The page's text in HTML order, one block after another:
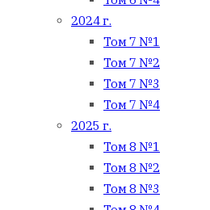
2024 г.
Том 7 №1
Том 7 №2
Том 7 №3
Том 7 №4
2025 г.
Том 8 №1
Том 8 №2
Том 8 №3